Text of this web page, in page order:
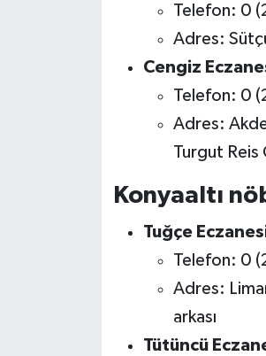
Telefon: 0
Adres:
Cengiz
Telefon: 0
Adres:
Turgut Reis
Konyaaltı
Tuğçe
Telefon: 0
Adres:
arkası
Tütüncü